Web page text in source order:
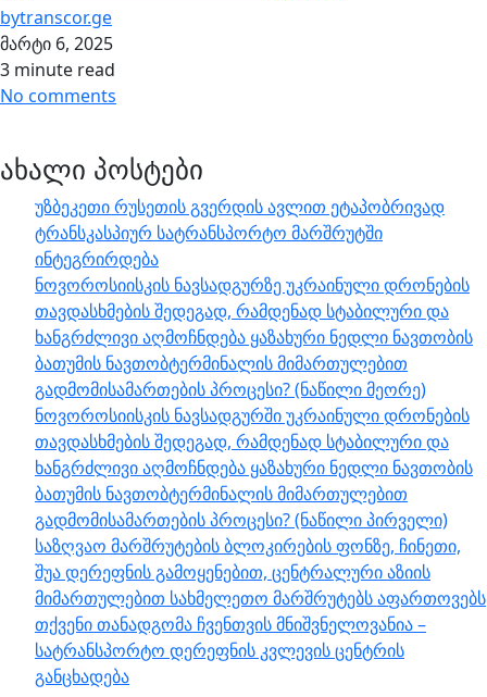
bytranscor.ge
მარტი 6, 2025
3 minute read
No comments
ახალი პოსტები
უზბეკეთი რუსეთის გვერდის ავლით ეტაპობრივად
ტრანსკასპიურ სატრანსპორტო მარშრუტში
ინტეგრირდება
ნოვოროსიისკის ნავსადგურზე უკრაინული დრონების
თავდასხმების შედეგად, რამდენად სტაბილური და
ხანგრძლივი აღმოჩნდება ყაზახური ნედლი ნავთობის
ბათუმის ნავთობტერმინალის მიმართულებით
გადმომისამართების პროცესი? (ნაწილი მეორე)
ნოვოროსიისკის ნავსადგურში უკრაინული დრონების
თავდასხმების შედეგად, რამდენად სტაბილური და
ხანგრძლივი აღმოჩნდება ყაზახური ნედლი ნავთობის
ბათუმის ნავთობტერმინალის მიმართულებით
გადმომისამართების პროცესი? (ნაწილი პირველი)
საზღვაო მარშრუტების ბლოკირების ფონზე, ჩინეთი,
შუა დერეფნის გამოყენებით, ცენტრალური აზიის
მიმართულებით სახმელეთო მარშრუტებს აფართოვებს
თქვენი თანადგომა ჩვენთვის მნიშვნელოვანია –
სატრანსპორტო დერეფნის კვლევის ცენტრის
განცხადება